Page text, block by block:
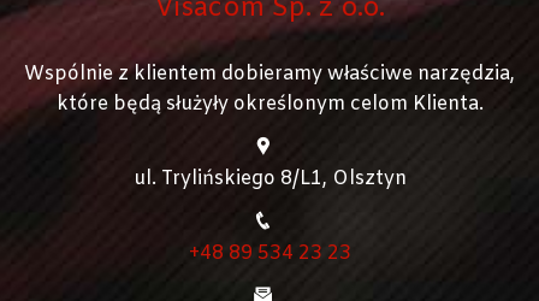
Visacom Sp. z o.o.
Wspólnie z klientem dobieramy właściwe narzędzia,
które będą służyły określonym celom Klienta.
ul. Trylińskiego 8/L1, Olsztyn
+48 89 534 23 23